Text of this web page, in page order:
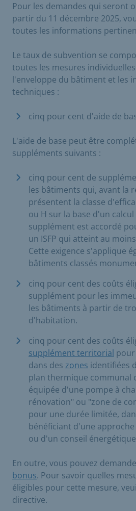
Pour les demandes qui seront
partir du 11 décembre 2025,
toutes les informations
Le taux de subvention se
toutes les mesures
l'enveloppe du bâtiment et les
techniques :
cinq pour cent d'aide de
L'aide de base peut être
suppléments suivants :
cinq pour cent de
les bâtiments qui, avant la
présentent la classe
ou H sur la base d'un calcul
supplément est accordé
un ISFP qui atteint au
Cette exigence s'applique
bâtiments classés
cinq pour cent des coûts
supplément pour les
les bâtiments à partir de
d'habitation.
cinq pour cent des coûts
supplément territorial
dans des zones identifiées
plan thermique communal
équipée d'une pompe à
rénovation" ou "zone de
pour une durée limitée,
bénéficiant d'une
ou d'un conseil
En outre, vous pouvez
bonus. Pour savoir quelles
éligibles pour cette mesure,
directive.